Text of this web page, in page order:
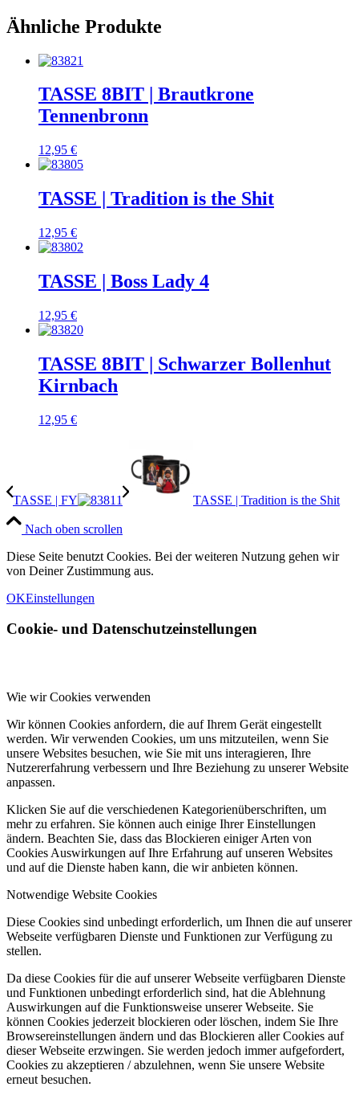
Ähnliche Produkte
TASSE 8BIT | Brautkrone
Tennenbronn
12,95 €
TASSE | Tradition is the Shit
12,95 €
TASSE | Boss Lady 4
12,95 €
TASSE 8BIT | Schwarzer Bollenhut
Kirnbach
12,95 €
TASSE | FY TASSE | Tradition is the Shit
Nach oben scrollen
Diese Seite benutzt Cookies. Bei der weiteren Nutzung gehen wir
von Deiner Zustimmung aus.
OKEinstellungen
Cookie- und Datenschutzeinstellungen
Wie wir Cookies verwenden
Wir können Cookies anfordern, die auf Ihrem Gerät eingestellt
werden. Wir verwenden Cookies, um uns mitzuteilen, wenn Sie
unsere Websites besuchen, wie Sie mit uns interagieren, Ihre
Nutzererfahrung verbessern und Ihre Beziehung zu unserer Website
anpassen.
Klicken Sie auf die verschiedenen Kategorienüberschriften, um
mehr zu erfahren. Sie können auch einige Ihrer Einstellungen
ändern. Beachten Sie, dass das Blockieren einiger Arten von
Cookies Auswirkungen auf Ihre Erfahrung auf unseren Websites
und auf die Dienste haben kann, die wir anbieten können.
Notwendige Website Cookies
Diese Cookies sind unbedingt erforderlich, um Ihnen die auf unserer
Webseite verfügbaren Dienste und Funktionen zur Verfügung zu
stellen.
Da diese Cookies für die auf unserer Webseite verfügbaren Dienste
und Funktionen unbedingt erforderlich sind, hat die Ablehnung
Auswirkungen auf die Funktionsweise unserer Webseite. Sie
können Cookies jederzeit blockieren oder löschen, indem Sie Ihre
Browsereinstellungen ändern und das Blockieren aller Cookies auf
dieser Webseite erzwingen. Sie werden jedoch immer aufgefordert,
Cookies zu akzeptieren / abzulehnen, wenn Sie unsere Website
erneut besuchen.